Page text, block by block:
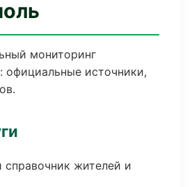
мониторинг
официальные источники,
справочник жителей и